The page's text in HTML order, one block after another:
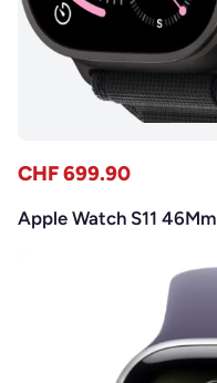
CHF 699.90
Apple Watch S11 46Mm